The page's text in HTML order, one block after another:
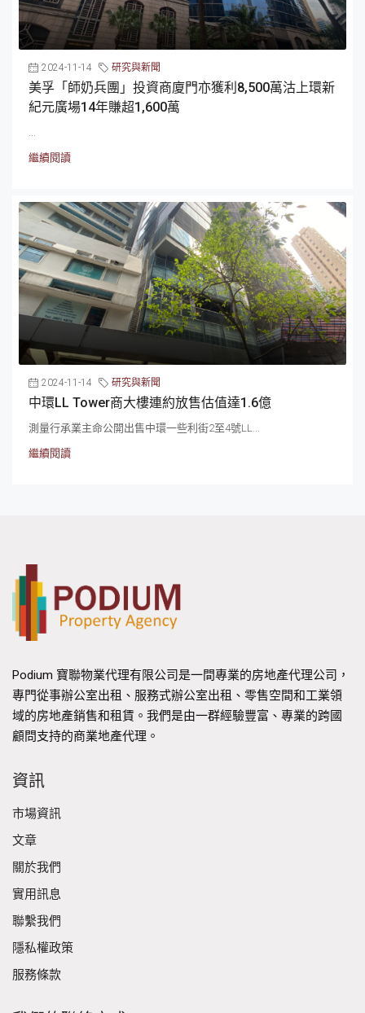
2024-11-14 研究與新聞
美孚「師奶兵團」投資商廈門亦獲利8,500萬沽上環新
紀元廣場14年賺超1,600萬
繼續閱讀
2024-11-14 研究與新聞
中環LL Tower商大樓連約放售估值達1.6億
測量行承業主命公開出售中環一些利街2至4號LL...
繼續閱讀
Podium 寶聯物業代理有限公司是一間專業的房地產代理公司，
專門從事辦公室出租、服務式辦公室出租、零售空間和工業領
域的房地產銷售和租賃。我們是由一群經驗豐富、專業的跨國
顧問支持的商業地產代理。
資訊
市場資訊
文章
關於我們
實用訊息
聯繫我們
隱私權政策
服務條款